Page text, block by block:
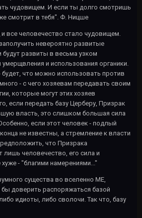
чудовищем. И если ты долго смотришь
смотрит в тебя". Ф. Ницше
все человечество стало чудовищем.
невероятно развитые
будут развиты в весьма узком
и использования органики.
что можно использовать против
- с чего хозяевам передавать своим
которые могут этих хозяев
если передать базу Церберу, Призрак
власть, это слишком большая сила
если этот человек - подлый
не известны, а стремление к власти
что Призрака
лишь человечество, его сила и
- "благими намерениями..."
существа во вселенно МЕ,
доверить распоряжаться базой
идиоты, либо сволочи. Так что, базу